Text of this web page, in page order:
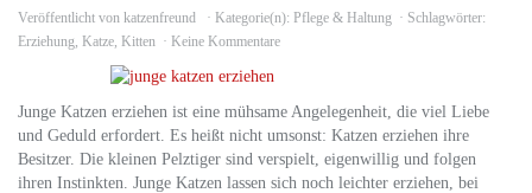
Veröffentlicht von katzenfreund Kategorie(n): Pflege & Haltung
Schlagwörter:
Erziehung, Katze, Kitten Keine Kommentare
Junge Katzen erziehen ist eine mühsame Angelegenheit, die viel Liebe
und Geduld erfordert. Es heißt nicht umsonst: Katzen erziehen ihre
Besitzer. Die kleinen Pelztiger sind verspielt, eigenwillig und folgen
ihren Instinkten. Junge Katzen lassen sich noch leichter erziehen, bei